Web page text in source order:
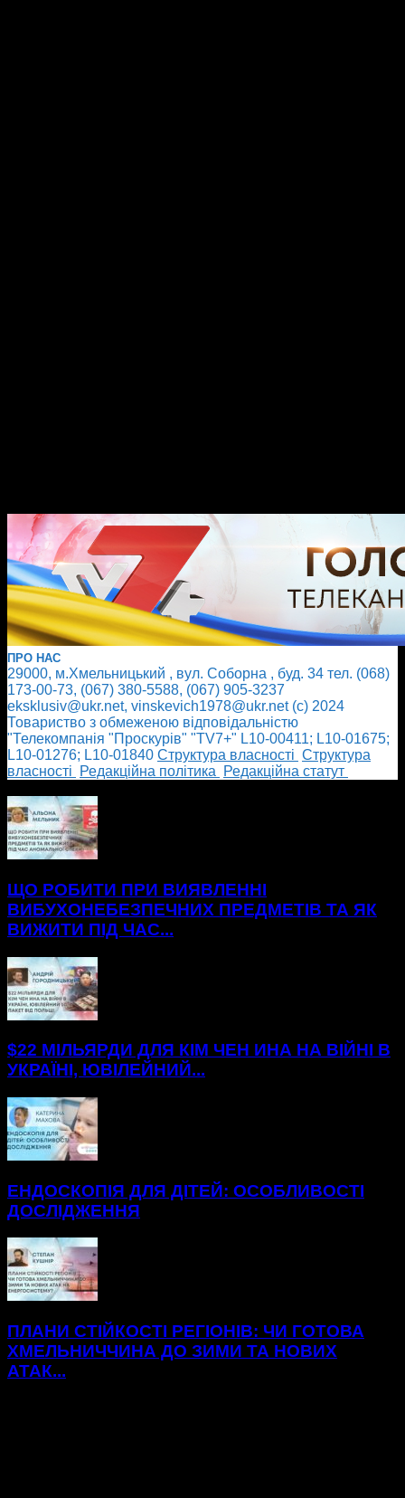
ПРО НАС
29000, м.Хмельницький , вул. Соборна , буд. 34 тел. (068)
173-00-73, (067) 380-5588, (067) 905-3237
eksklusiv@ukr.net, vinskevich1978@ukr.net (с) 2024
Товариство з обмеженою відповідальністю
"Телекомпанія "Проскурів" "TV7+" L10-00411; L10-01675;
L10-01276; L10-01840 Cтруктура власності Cтруктура
власності
Редакційна політика
Редакційна статут
ЩО РОБИТИ ПРИ ВИЯВЛЕННІ
ВИБУХОНЕБЕЗПЕЧНИХ ПРЕДМЕТІВ ТА ЯК
ВИЖИТИ ПІД ЧАС...
$22 МІЛЬЯРДИ ДЛЯ КІМ ЧЕН ИНА НА ВІЙНІ В
УКРАЇНІ, ЮВІЛЕЙНИЙ...
ЕНДОСКОПІЯ ДЛЯ ДІТЕЙ: ОСОБЛИВОСТІ
ДОСЛІДЖЕННЯ
ПЛАНИ СТІЙКОСТІ РЕГІОНІВ: ЧИ ГОТОВА
ХМЕЛЬНИЧЧИНА ДО ЗИМИ ТА НОВИХ
АТАК...